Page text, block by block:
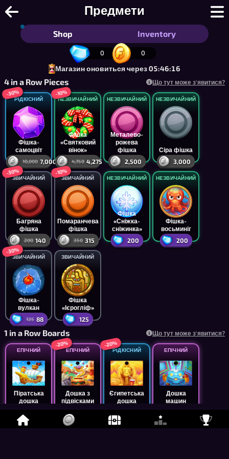
Предмети
1 в ряд - Найпростіша гра у світі:
Shop Inventory
0 0
Магазин оновиться через 05:46:16
4 in a Row Pieces Що тут може з'явитися?
РІДКІСНИЙ
Фішка-
самоцвіт
10,000 7,000
-30%
НЕЗВИЧАЙНИЙ
Фішка
«Святковий
вінок»
4,750 4,275
-10%
НЕЗВИЧАЙНИЙ
Металево-
рожева
фішка
2,500
НЕЗВИЧАЙНИЙ
Сіра фішка
3,000
ЗВИЧАЙНИЙ
Багряна
фішка
200 140
-30%
ЗВИЧАЙНИЙ
Помаранчева
фішка
350 315
-10%
НЕЗВИЧАЙНИЙ
Фішка
«Сніжка-
сніжинка»
200
НЕЗВИЧАЙНИЙ
Фішка-
восьминіг
200
ЗВИЧАЙНИЙ
Фішка-
вулкан
125 88
-30%
ЗВИЧАЙНИЙ
Фішка
«Ієрогліф»
125
1 in a Row Boards Що тут може з'явитися?
ЕПІЧНИЙ
Піратська
дошка
75,000
ЕПІЧНИЙ
Дошка з
підвісками
40,000
-20%
РІДКІСНИЙ
Єгипетська
дошка
16,000
-20%
ЕПІЧНИЙ
Дошка
машин
395
ЕПІЧНИЙ
-20%